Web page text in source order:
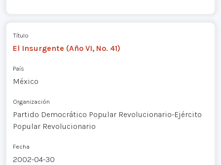
Título
El Insurgente (Año VI, No. 41)
País
México
Organización
Partido Democrático Popular Revolucionario-Ejército
Popular Revolucionario
Fecha
2002-04-30